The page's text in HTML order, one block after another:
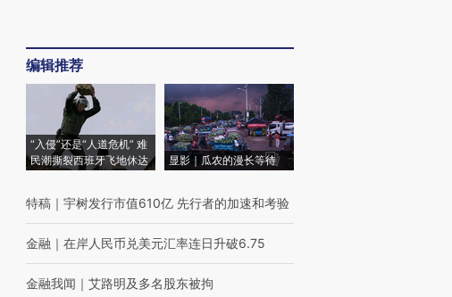
编辑推荐
“入侵”还是“人道危机” 难
民潮撕裂西班牙飞地休达
显影｜瓜农的漫长等待
特稿 ｜ 宇树发行市值610亿 先行者的加速和考验
金融 ｜ 在岸人民币兑美元汇率连日升破6.75
金融我闻 ｜ 艾路明及多名股东被拘